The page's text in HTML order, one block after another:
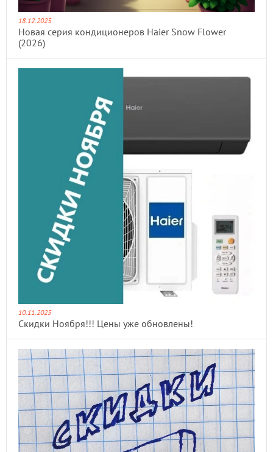
18.12.2025
Новая серия кондиционеров Haier Snow Flower
(2026)
10.11.2025
Скидки Ноября!!! Цены уже обновлены!